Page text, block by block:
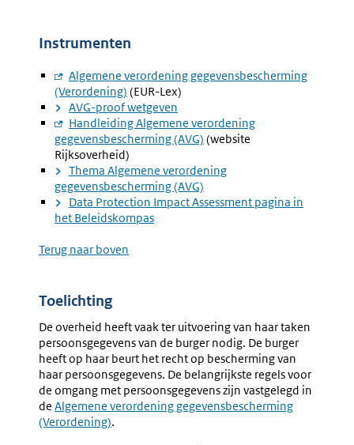
Instrumenten
Externe
link:
Algemene verordening gegevensbescherming
(Verordening) (EUR-Lex)
AVG-proof wetgeven
Externe
link:
Handleiding Algemene verordening
gegevensbescherming (AVG) (website
Rijksoverheid)
Thema Algemene verordening
gegevensbescherming (AVG)
Data Protection Impact Assessment pagina in
het Beleidskompas
Terug naar boven
Toelichting
De overheid heeft vaak ter uitvoering van haar taken
persoonsgegevens van de burger nodig. De burger
heeft op haar beurt het recht op bescherming van
haar persoonsgegevens. De belangrijkste regels voor
de omgang met persoonsgegevens zijn vastgelegd in
de Externe
link:
Algemene verordening gegevensbescherming
(Verordening).